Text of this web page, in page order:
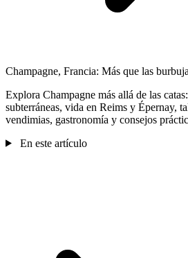
Champagne, Francia: Más que las
Explora Champagne más allá de las
subterráneas, vida en Reims y Épernay,
vendimias, gastronomía y consejos
En este artículo